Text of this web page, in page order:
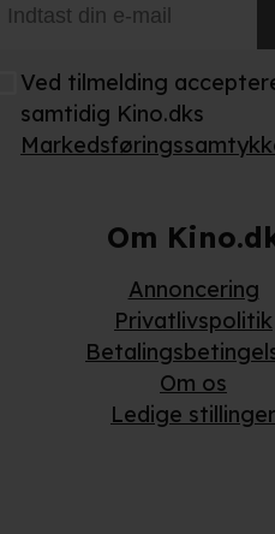
Ved tilmelding
samtidig Kino.dks
Om
Annoncering
Privatlivspolitik
Om os
Ledige stillinger